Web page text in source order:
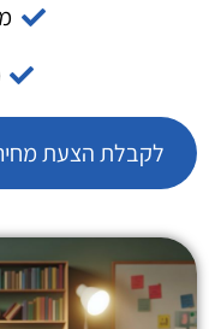
לקבלת הצעת